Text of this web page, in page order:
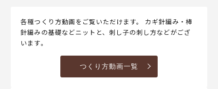
各種つくり方動画をご覧いただけます。 カギ針編み・棒
針編みの基礎などニットと、刺し子の刺し方などがござ
います。
つくり方動画一覧